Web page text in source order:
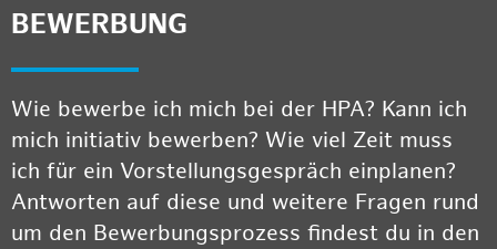
BEWERBUNG
Wie bewerbe ich mich bei der HPA? Kann ich
mich initiativ bewerben? Wie viel Zeit muss
ich für ein Vorstellungsgespräch einplanen?
Antworten auf diese und weitere Fragen rund
um den Bewerbungsprozess findest du in den